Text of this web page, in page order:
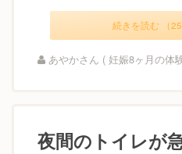
続きを読む （25
あやかさん ( 妊娠8ヶ月の体
夜間のトイレが